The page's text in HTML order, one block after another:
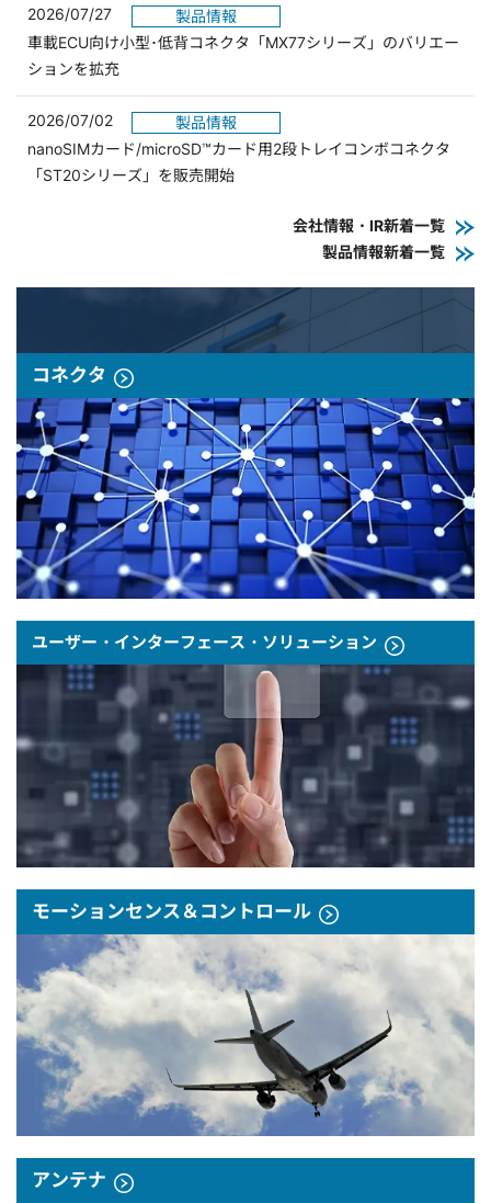
2026/07/27
製品情報
車載ECU向け小型･低背コネクタ「MX77シリーズ」のバリエー
ションを拡充
2026/07/02
製品情報
nanoSIMカード/microSD™カード用2段トレイコンボコネクタ
「ST20シリーズ」を販売開始
会社情報・IR新着一覧
製品情報新着一覧
コネクタ
ユーザー・インターフェース・ソリューション
モーションセンス＆コントロール
アンテナ